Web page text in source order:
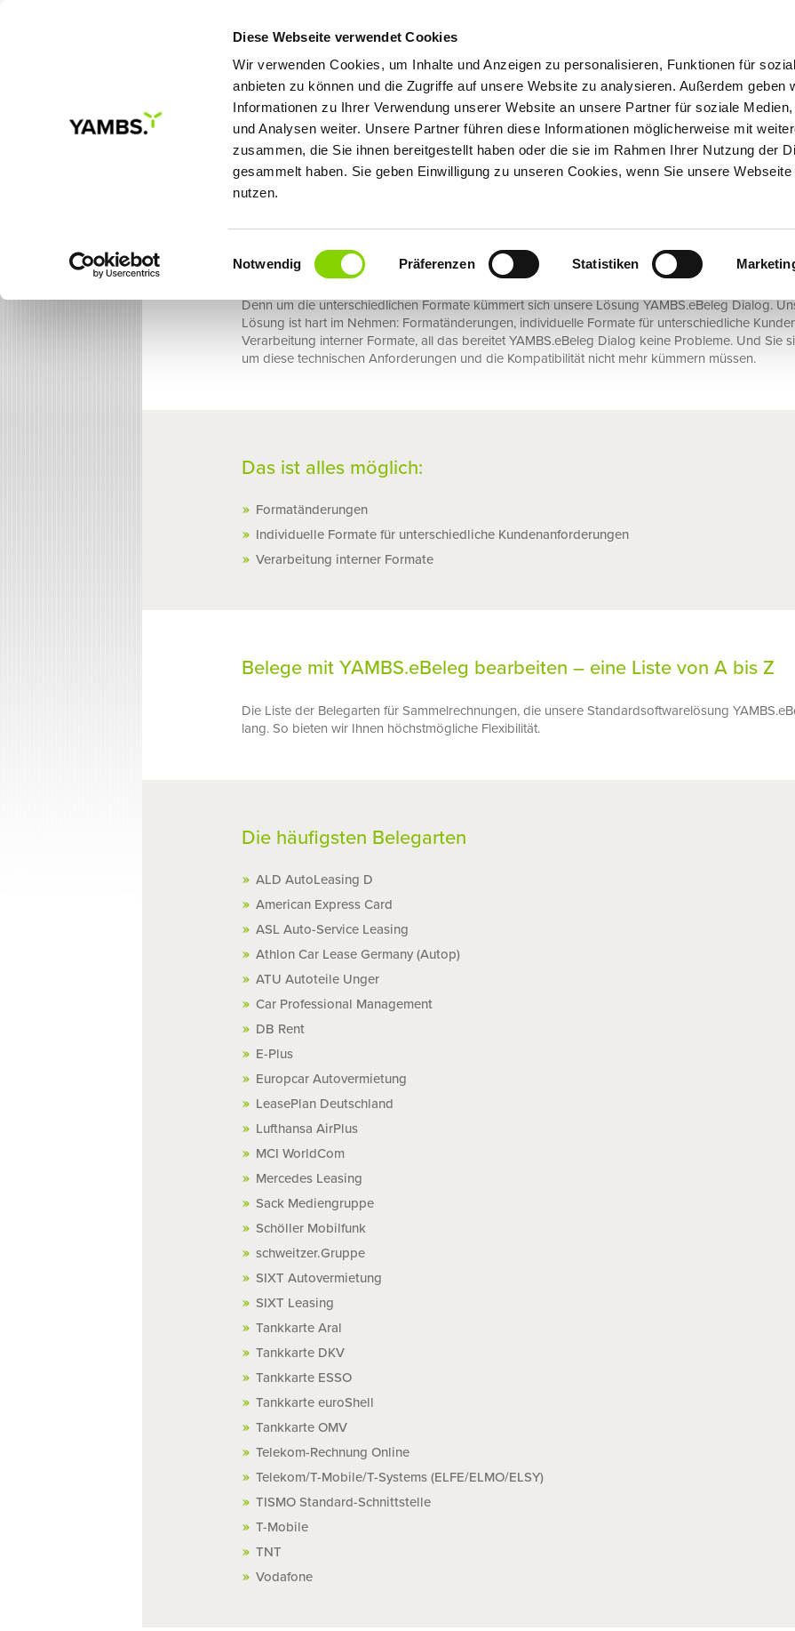
Diese Webseite verwendet Cookies
Wir verwenden Cookies, um Inhalte und Anzeigen zu personalisieren, Funktionen für
anbieten zu können und die Zugriffe auf unsere Website zu analysieren. Außerdem geben
Informationen zu Ihrer Verwendung unserer Website an unsere Partner für soziale
und Analysen weiter. Unsere Partner führen diese Informationen möglicherweise mit
zusammen, die Sie ihnen bereitgestellt haben oder die sie im Rahmen Ihrer Nutzung der
gesammelt haben. Sie geben Einwilligung zu unseren Cookies, wenn Sie unsere
nutzen.
Einwilligungsauswahl
Notwendig Präferenzen Statistiken
MEINE ZIELE LÖSUNGEN SERVICE & KNOWHOW NEWSLETTERANMELDUNG
YAMBS.eBeleg
Belege mit YAMBS.eBeleg bearbeiten – wenden Sie sich
Denn um die unterschiedlichen Formate kümmert sich unsere Lösung YAMBS.eBeleg Dialog.
Lösung ist hart im Nehmen: Formatänderungen, individuelle Formate für unterschiedliche
Verarbeitung interner Formate, all das bereitet YAMBS.eBeleg Dialog keine Probleme. Und Sie
um diese technischen Anforderungen und die Kompatibilität nicht mehr kümmern müssen.
Das ist alles möglich:
Formatänderungen
Individuelle Formate für unterschiedliche Kundenanforderungen
Verarbeitung interner Formate
Belege mit YAMBS.eBeleg bearbeiten – eine Liste von A bis Z
Die Liste der Belegarten für Sammelrechnungen, die unsere Standardsoftwarelösung
lang. So bieten wir Ihnen höchstmögliche Flexibilität.
Die häufigsten Belegarten
ALD AutoLeasing D
American Express Card
ASL Auto-Service Leasing
Athlon Car Lease Germany (Autop)
ATU Autoteile Unger
Car Professional Management
DB Rent
E-Plus
Europcar Autovermietung
LeasePlan Deutschland
Lufthansa AirPlus
MCI WorldCom
Mercedes Leasing
Sack Mediengruppe
Schöller Mobilfunk
schweitzer.Gruppe
SIXT Autovermietung
SIXT Leasing
Tankkarte Aral
Tankkarte DKV
Tankkarte ESSO
Tankkarte euroShell
Tankkarte OMV
Telekom-Rechnung Online
Telekom/T-Mobile/T-Systems (ELFE/ELMO/ELSY)
TISMO Standard-Schnittstelle
T-Mobile
TNT
Vodafone